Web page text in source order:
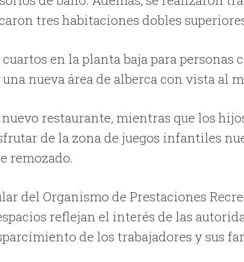
tres habitaciones dobles
en la planta baja para personas
nueva área de alberca con vista al
restaurante, mientras que los
de la zona de juegos infantiles
remozado.
del Organismo de Prestaciones
reflejan el interés de las
de los trabajadores y sus